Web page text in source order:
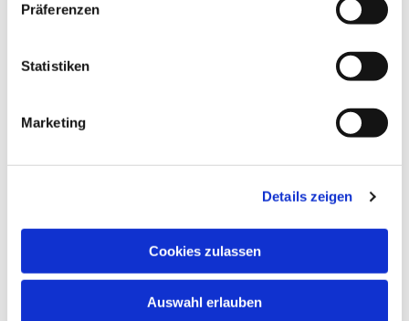
Präferenzen
Statistiken
Marketing
Details zeigen
Cookies zulassen
Auswahl erlauben
Chormitglieder informieren sich bitte anhand
andere Räume verlegte Proben.